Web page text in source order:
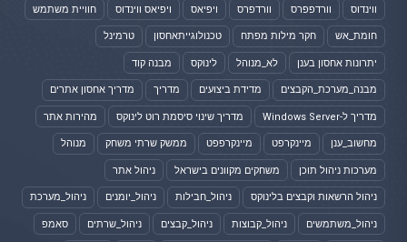
ווינדוס וורדפפרס וורדפרס ויפיאס ויפיאס ווינדוס חוויית משתמש
חומת_אש חקר מילות מפתח טכנולוגייתאחסון טרמינל
יתרונות אחסון בענן לא_מנוהל לינוקס מבנה קוד
מבנה_מערכת_הקבצים מדידת ביצועים מדריך מדריך אחסון אתרים
מדריך ל-Windows Server מדריך שינוי סיסמת רוט לינוקס מהירות אתר
מחשוב_ענן מיינקרפט מיינקרפפט ממשק שרתי משחק מנוהל
מערכות ניהול תוכן משחקים מקוונים בישראל ניהול אתר
ניהול הרשאות וקבצים בלינוקס ניהול_חבילות ניהול_יומנים ניהול_מערכת
ניהול_משתמשים ניהול_קבוצות ניהול_קבצים ניהול_שרתים סאמפ